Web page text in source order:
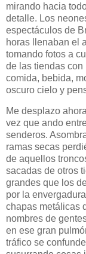
mirando hacia
detalle. Los
espectáculos de
horas llenaban el
tomando fotos a
de las tiendas con
comida, bebida,
oscuro cielo y
Me desplazo
vez que ando
senderos.
ramas secas
de aquellos
sacadas de otros
grandes que los
por la
chapas metálicas
nombres de
en ese gran
tráfico se